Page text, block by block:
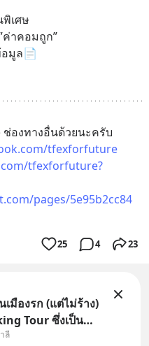
เศษ
ค่าคอมถูก”
อมูล📄
ช่องทางอื่นด้วยนะครับ
tfexforfuture
tfexforfuture?
pages/5e95b2cc84
25 4 23
มืองรก (แต่ไม่ร้าง)
Tour ซึ่งเป็น
จะโปรดปรานของ
ลี